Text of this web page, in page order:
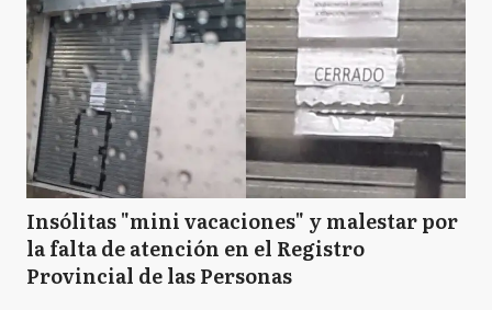
Insólitas "mini vacaciones" y malestar por
la falta de atención en el Registro
Provincial de las Personas